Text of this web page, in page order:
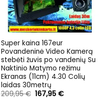
Super kaina 167eur
Povandeninė Video Kamerą
stebėti žuvis po vandenių Su
Naktinio Matymo režimu
Ekranas (11cm) 4.30 Colių
laidas 30metrų
209,95€ Original
price
167,95 €Current